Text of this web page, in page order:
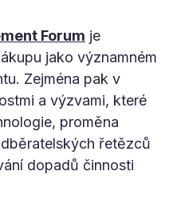
Forum je
jako významném
Zejména pak v
a výzvami, které
proměna
řetězců
dopadů činnosti